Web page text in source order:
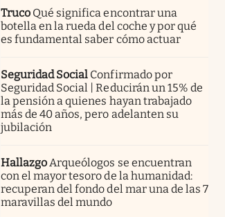
Truco Qué significa encontrar una
botella en la rueda del coche y por qué
es fundamental saber cómo actuar
Seguridad Social Confirmado por
Seguridad Social | Reducirán un 15% de
la pensión a quienes hayan trabajado
más de 40 años, pero adelanten su
jubilación
HallazgoArqueólogos se encuentran
con el mayor tesoro de la humanidad:
recuperan del fondo del mar una de las 7
maravillas del mundo